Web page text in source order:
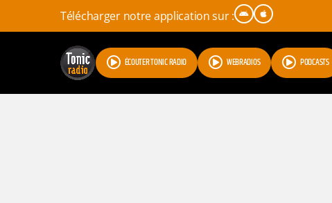
Télécharger notre application sur :
ÉCOUTER TONIC RADIO WEBRADIOS PODCASTS